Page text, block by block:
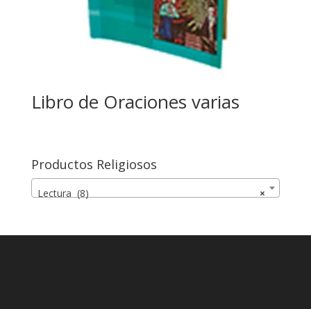
Libro de Oraciones varias
Productos Religiosos
×
Lectura (8)